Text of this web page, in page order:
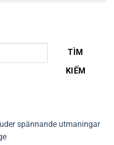
TÌM
KIẾM
spännande utmaningar